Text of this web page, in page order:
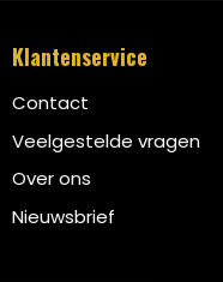
Klantenservice
Contact
Veelgestelde vragen
Over ons
Nieuwsbrief